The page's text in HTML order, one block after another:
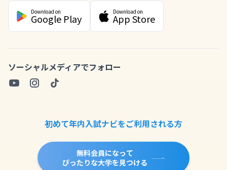
Download on
Google Play
Download on
App Store
ソーシャルメディアでフォロー
初めて年内入試ナビをご利用される方
無料会員になって
ぴったりな大学を見つける